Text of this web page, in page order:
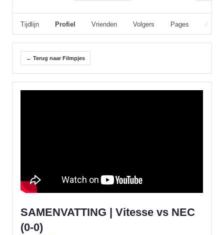
Tijdlijn Profiel Vrienden Volgers Pages
← Terug naar Filmpjes
SAMENVATTING | Vitesse vs NEC
(0-0)